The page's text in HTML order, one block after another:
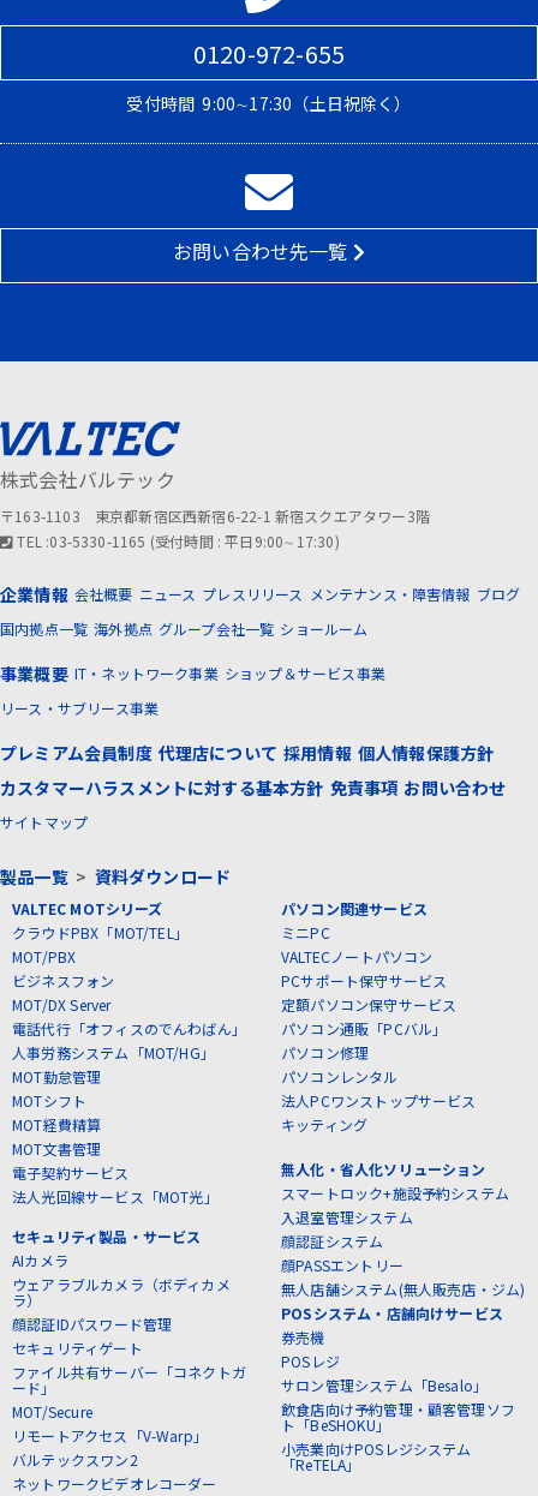
0120-972-655
受付時間 9:00∼17:30（土日祝除く）
お問い合わせ先一覧
株式会社バルテック
〒163-1103 東京都新宿区西新宿6-22-1 新宿スクエアタワー3階
TEL :03-5330-1165 (受付時間 : 平日9:00∼17:30)
企業情報 会社概要 ニュース プレスリリース メンテナンス・障害情報 ブログ
国内拠点一覧 海外拠点 グループ会社一覧 ショールーム
事業概要 IT・ネットワーク事業 ショップ＆サービス事業
リース・サブリース事業
プレミアム会員制度 代理店について 採用情報 個人情報保護方針
カスタマーハラスメントに対する基本方針 免責事項 お問い合わせ
サイトマップ
製品一覧> 資料ダウンロード
VALTEC MOTシリーズ
クラウドPBX「MOT/TEL」
MOT/PBX
ビジネスフォン
MOT/DX Server
電話代行「オフィスのでんわばん」
人事労務システム「MOT/HG」
MOT勤怠管理
MOTシフト
MOT経費精算
MOT文書管理
電子契約サービス
法人光回線サービス「MOT光」
セキュリティ製品・サービス
AIカメラ
ウェアラブルカメラ（ボディカメ
ラ）
顔認証IDパスワード管理
セキュリティゲート
ファイル共有サーバー「コネクトガ
ード」
MOT/Secure
リモートアクセス「V-Warp」
バルテックスワン2
ネットワークビデオレコーダー
パソコン関連サービス
ミニPC
VALTECノートパソコン
PCサポート保守サービス
定額パソコン保守サービス
パソコン通販「PCバル」
パソコン修理
パソコンレンタル
法人PCワンストップサービス
キッティング
無人化・省人化ソリューション
スマートロック+施設予約システム
入退室管理システム
顔認証システム
顔PASSエントリー
無人店舗システム(無人販売店・ジム)
POSシステム・店舗向けサービス
券売機
POSレジ
サロン管理システム「Besalo」
飲食店向け予約管理・顧客管理ソフ
ト「BeSHOKU」
小売業向けPOSレジシステム
「ReTELA」